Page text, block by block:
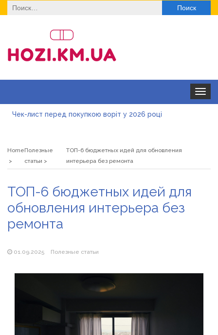
Найти:
Toggle
Чек-лист перед покупкою воріт у 2026 році
Як швидко отримати ліцензію на медичну практику:
типові помилки, відмова та як її уникнути
варіант
Натуральна косметика Хіларі для захисту шкіри від
сонця
Магазин паяльников: рейтинг лучших магазинов Украины
2026
HomeПолезные
статьи
ТОП-6 бюджетных идей для обновления
интерьера без ремонта
ТОП-6 бюджетных идей для
обновления интерьера без
ремонта
01.09.2025 Полезные статьи